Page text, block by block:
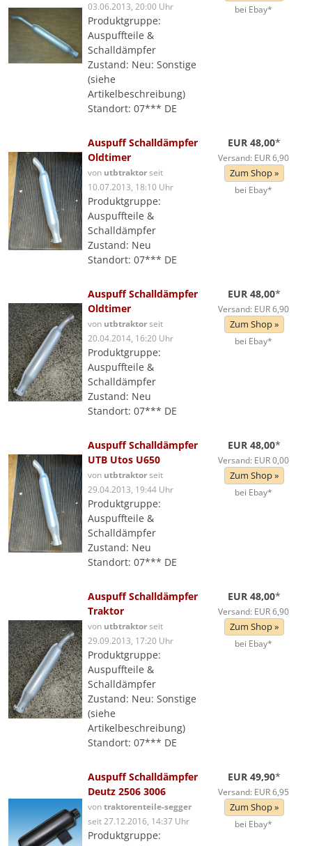
03.06.2013, 20:00 Uhr
Produktgruppe:
Auspuffteile &
Schalldämpfer
Zustand: Neu: Sonstige
(siehe
Artikelbeschreibung)
Standort: 07*** DE
bei Ebay*
Auspuff Schalldämpfer
Oldtimer
von utbtraktorseit
10.07.2013, 18:10 Uhr
Produktgruppe:
Auspuffteile &
Schalldämpfer
Zustand: Neu
Standort: 07*** DE
EUR 48,00*
Versand: EUR 6,90
Zum Shop »
bei Ebay*
Auspuff Schalldämpfer
Oldtimer
von utbtraktorseit
20.04.2014, 16:20 Uhr
Produktgruppe:
Auspuffteile &
Schalldämpfer
Zustand: Neu
Standort: 07*** DE
EUR 48,00*
Versand: EUR 6,90
Zum Shop »
bei Ebay*
Auspuff Schalldämpfer
UTB Utos U650
von utbtraktorseit
29.04.2013, 19:44 Uhr
Produktgruppe:
Auspuffteile &
Schalldämpfer
Zustand: Neu
Standort: 07*** DE
EUR 48,00*
Versand: EUR 0,00
Zum Shop »
bei Ebay*
Auspuff Schalldämpfer
Traktor
von utbtraktorseit
29.09.2013, 17:20 Uhr
Produktgruppe:
Auspuffteile &
Schalldämpfer
Zustand: Neu: Sonstige
(siehe
Artikelbeschreibung)
Standort: 07*** DE
EUR 48,00*
Versand: EUR 6,90
Zum Shop »
bei Ebay*
Auspuff Schalldämpfer
Deutz 2506 3006
vontraktorenteile-segger
seit 27.12.2016, 14:37 Uhr
Produktgruppe:
EUR 49,90*
Versand: EUR 6,95
Zum Shop »
bei Ebay*